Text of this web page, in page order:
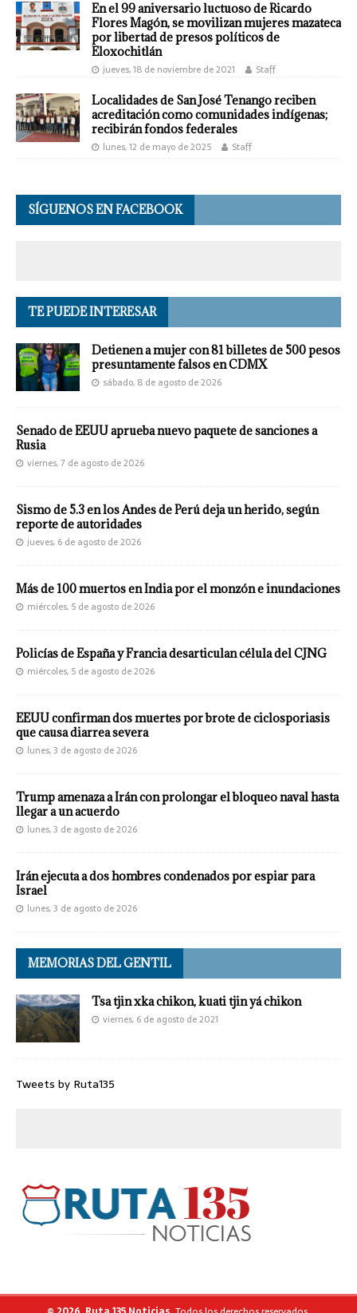
En el 99 aniversario luctuoso de Ricardo
Flores Magón, se movilizan mujeres mazateca
por libertad de presos políticos de
Eloxochitlán
jueves, 18 de noviembre de 2021 Staff
Localidades de San José Tenango reciben
acreditación como comunidades indígenas;
recibirán fondos federales
lunes, 12 de mayo de 2025 Staff
SÍGUENOS EN FACEBOOK
TE PUEDE INTERESAR
Detienen a mujer con 81 billetes de 500 pesos
presuntamente falsos en CDMX
sábado, 8 de agosto de 2026
Senado de EEUU aprueba nuevo paquete de sanciones a
Rusia
viernes, 7 de agosto de 2026
Sismo de 5.3 en los Andes de Perú deja un herido, según
reporte de autoridades
jueves, 6 de agosto de 2026
Más de 100 muertos en India por el monzón e inundaciones
miércoles, 5 de agosto de 2026
Policías de España y Francia desarticulan célula del CJNG
miércoles, 5 de agosto de 2026
EEUU confirman dos muertes por brote de ciclosporiasis
que causa diarrea severa
lunes, 3 de agosto de 2026
Trump amenaza a Irán con prolongar el bloqueo naval hasta
llegar a un acuerdo
lunes, 3 de agosto de 2026
Irán ejecuta a dos hombres condenados por espiar para
Israel
lunes, 3 de agosto de 2026
MEMORIAS DEL GENTIL
Tsa tjin xka chikon, kuati tjin yá chikon
viernes, 6 de agosto de 2021
Tweets by Ruta135